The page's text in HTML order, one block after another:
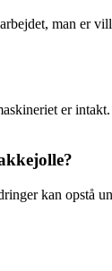
man er
er
kan opstå